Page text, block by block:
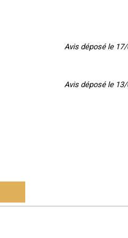
Avis déposé le
Avis déposé le